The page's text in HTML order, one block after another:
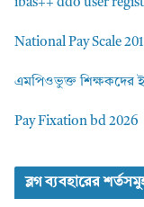
ibas++ ddo user
National Pay Scale
এমপিওভুক্ত শিক্ষকদের
Pay Fixation bd 2026
ব্লগ ব্যবহারের